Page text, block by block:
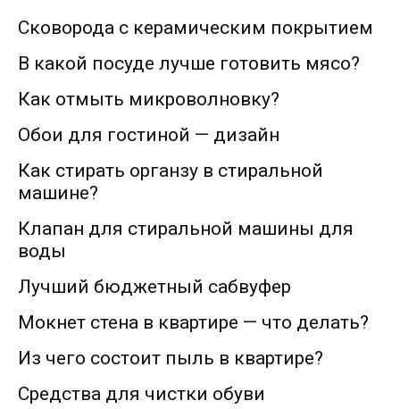
Сковорода с керамическим покрытием
В какой посуде лучше готовить мясо?
Как отмыть микроволновку?
Обои для гостиной — дизайн
Как стирать органзу в стиральной
машине?
Клапан для стиральной машины для
воды
Лучший бюджетный сабвуфер
Мокнет стена в квартире — что делать?
Из чего состоит пыль в квартире?
Средства для чистки обуви